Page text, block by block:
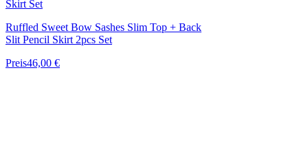
Ruffled Sweet Bow Sashes Slim Top + Back
Slit Pencil Skirt 2pcs Set
Preis46,00 €